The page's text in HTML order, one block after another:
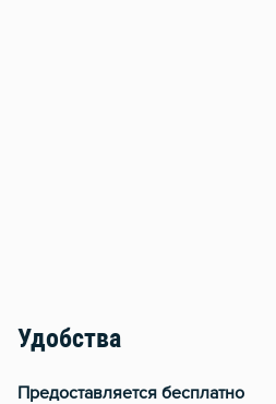
Удобства
Предоставляется бесплатно